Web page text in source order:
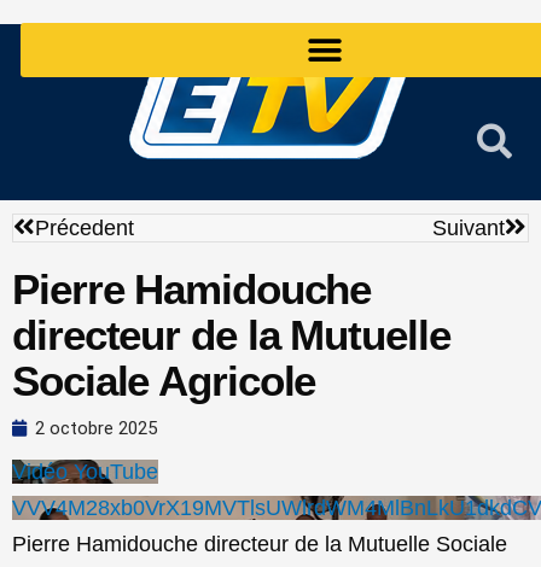
Précédent
Précedent Suivant
Pierre Hamidouche
directeur de la Mutuelle
Sociale Agricole
2 octobre 2025
Vidéo YouTube
Pierre Hamidouche directeur de la Mutuelle Sociale